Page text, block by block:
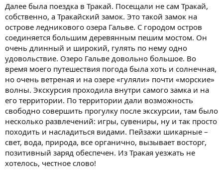
Далее была поездка в Тракай. Посещали не сам Тракай,
собственно, а Тракайский замок. Это такой замок на
острове ледникового озера Гальве. С городом остров
соединяется большим деревянным пешим мостом. Он
очень длинный и широкий, гулять по нему одно
удовольствие. Озеро Гальве довольно большое. Во
время моего путешествия погода была хоть и солнечная,
но очень ветреная и на озере «гуляли» почти «морские»
волны. Экскурсия проходила внутри самого замка и на
его территории. По территории дали возможность
свободно совершить прогулку после экскурсии, там было
несколько развлечений: игры, сувениры, ну и так просто
походить и насладиться видами. Пейзажи шикарные –
свет, вода, природа, все органично, вызывает восторг,
позитивный заряд обеспечен. Из Тракая уезжать не
хотелось, честное слово!